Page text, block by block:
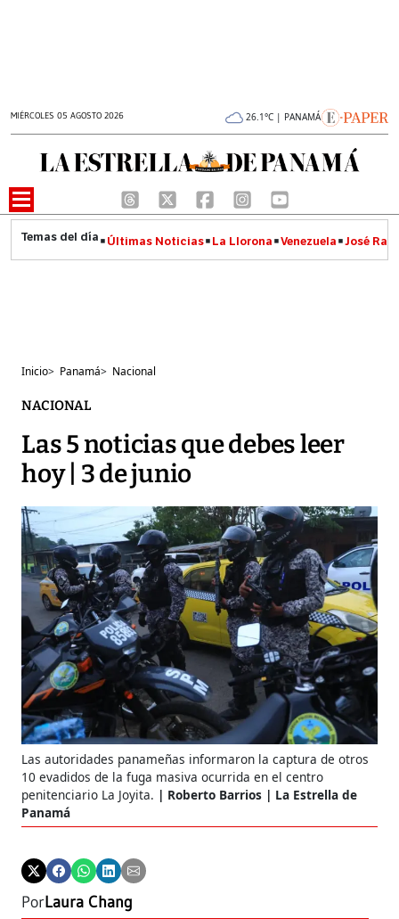
MIÉRCOLES 05 AGOSTO 2026 26.1°C | PANAMÁ
Últimas Noticias La Llorona Venezuela José
Inicio> Panamá> Nacional
NACIONAL
Las 5 noticias que debes leer
hoy | 3 de junio
Las autoridades panameñas informaron la captura de otros
10 evadidos de la fuga masiva ocurrida en el centro
penitenciario La Joyita.
Roberto Barrios | La Estrella de
Panamá
PorLaura Chang